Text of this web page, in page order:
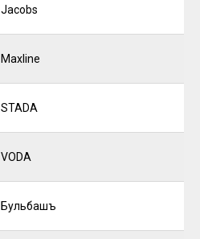
Jacobs
Maxline
STADA
VODA
Бульбашъ